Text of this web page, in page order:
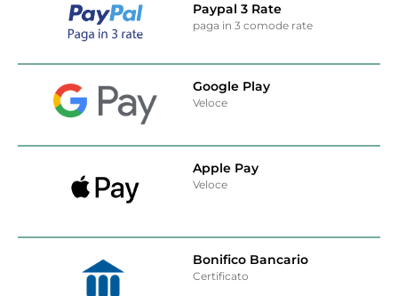
Paypal 3 Rate
paga in 3 comode rate
Google Play
Veloce
Apple Pay
Veloce
Bonifico Bancario
Certificato